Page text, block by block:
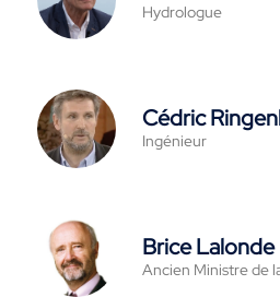
Hydrologue
Cédric
Ingénieur
Brice Lalonde
Ancien Ministre de